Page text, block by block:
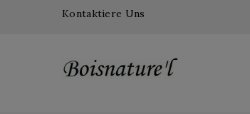
Kontaktiere Uns